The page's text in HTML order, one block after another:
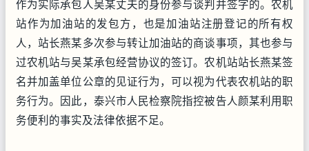
作为实际承包人吴某丈夫的身份参与谈判并签字的。农机
站作为加油站的发包方，也是加油站注册登记的所有权
人，站长燕某多次参与转让加油站的商谈事项，其也参与
过农机站与吴某承包经营协议的签订。农机站站长燕某签
名并加盖单位公章的见证行为，可以视为代表农机站的职
务行为。因此，泰兴市人民检察院指控被告人颜某利用职
务便利的事实及法律依据不足。